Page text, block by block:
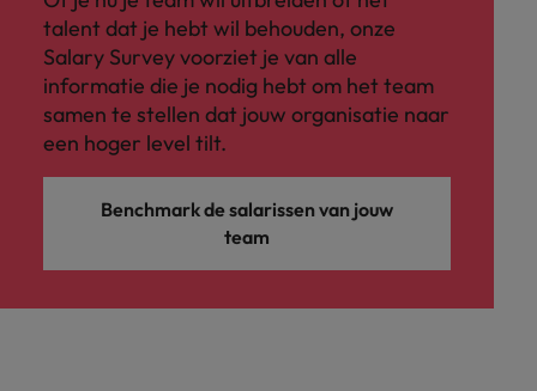
talent dat je hebt wil behouden, onze
Salary Survey voorziet je van alle
informatie die je nodig hebt om het team
samen te stellen dat jouw organisatie naar
een hoger level tilt.
Benchmark de salarissen van jouw
team